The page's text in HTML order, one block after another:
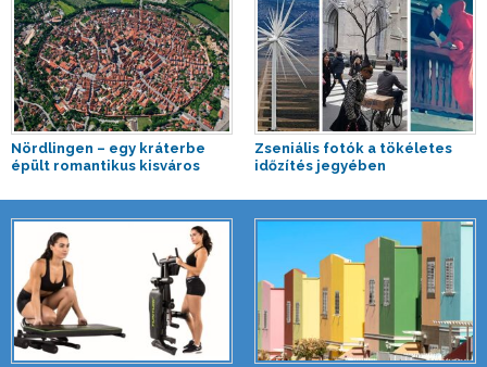
Nördlingen – egy kráterbe
épült romantikus kisváros
Zseniális fotók a tökéletes
időzítés jegyében